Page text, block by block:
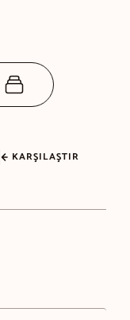
KARŞILAŞTIR